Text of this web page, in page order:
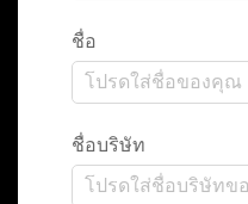
ชื่อ
ชื่อบริษัท